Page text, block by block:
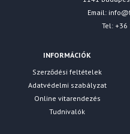
• RTSP Pass-Through
• H.323 Pass-Through
LAN
DHCP Server
IGMP Snooping
Email:
Tel:
INFORMÁCIÓK
Szerződési feltételek
Adatvédelmi szabályzat
Online vitarendezés
Tudnivalók